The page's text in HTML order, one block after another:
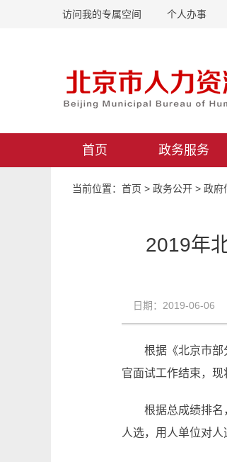
访问我的专属空间 个人办事
首页 政务服务
当前位置： 首页 > 政务公开 > 政府
2019年
日期：2019-06-06
根据《北京市
官面试工作结束，现
根据总成绩排
人选，用人单位对人